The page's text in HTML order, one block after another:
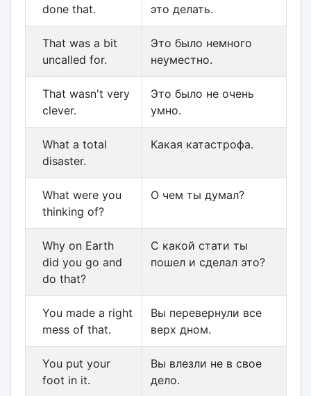
done that.
это делать.
That was a bit
uncalled for.
Это было немного
неуместно.
That wasn't very
clever.
Это было не очень
умно.
What a total
disaster.
Какая катастрофа.
What were you
thinking of?
О чем ты думал?
Why on Earth
did you go and
do that?
С какой стати ты
пошел и сделал это?
You made a right
mess of that.
Вы перевернули все
верх дном.
You put your
foot in it.
Вы влезли не в свое
дело.